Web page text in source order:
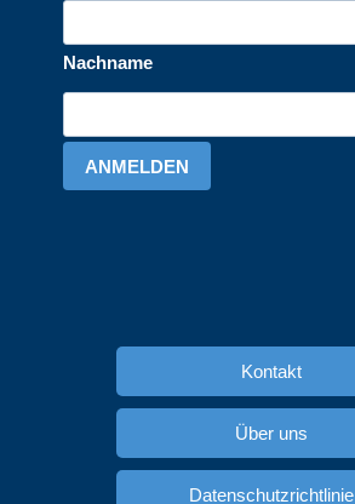
Nachname
ANMELDEN
Kontakt
Über uns
Datenschutzrichtlinie